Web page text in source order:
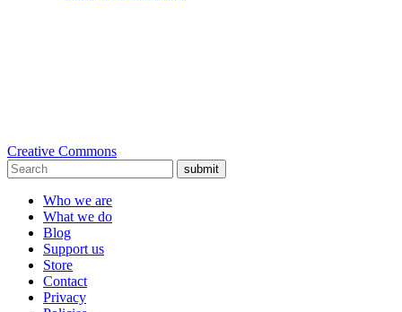
Creative Commons
submit
Who we are
What we do
Blog
Support us
Store
Contact
Privacy